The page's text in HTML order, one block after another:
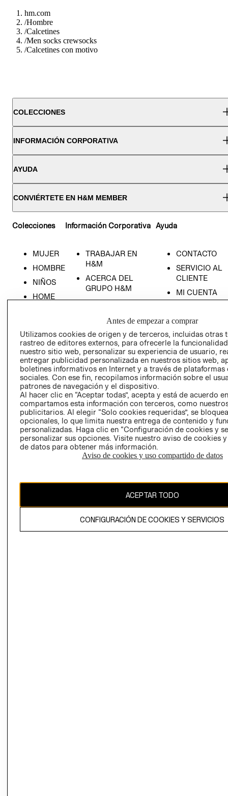
hm.com
/Hombre
/Calcetines
/Men socks crewsocks
/Calcetines con motivo
COLECCIONES
INFORMACIÓN CORPORATIVA
AYUDA
CONVIÉRTETE EN H&M MEMBER
Colecciones
MUJER
HOMBRE
NIÑOS
HOME
Información Corporativa
TRABAJAR EN
H&M
ACERCA DEL
GRUPO H&M
RESPONSABILIDAD
RELACIÓN CON
INVERSIONISTAS
POLÍTICA
EMPRESARIAL
Ayuda
CONTACTO
SERVICIO AL
CLIENTE
MI CUENTA
- RETIRO EN
TIENDA
TÉRMINOS Y
CONDICIONES
AVISO DE
PRIVACIDAD
GIFT CARD
AVISO DE
COOKIES
Chile ($)
Antes de empezar a comprar
Utilizamos cookies de origen y de terceros, incluidas otras
rastreo de editores externos, para ofrecerle la
nuestro sitio web, personalizar su experiencia de usuario,
entregar publicidad personalizada en nuestros sitios web,
boletines informativos en Internet y a través de plataformas
sociales. Con ese fin, recopilamos información sobre el
patrones de navegación y el dispositivo.
Al hacer clic en “Aceptar todas”, acepta y está de acuerdo
compartamos esta información con terceros, como
publicitarios. Al elegir “Solo cookies requeridas”, se
opcionales, lo que limita nuestra entrega de contenido y
personalizadas. Haga clic en “Configuración de cookies y
personalizar sus opciones. Visite nuestro aviso de cookies
de datos para obtener más información.
Aviso de cookies y uso compartido de datos
ACEPTAR TODO
CONFIGURACIÓN DE COOKIES Y SERVICIOS